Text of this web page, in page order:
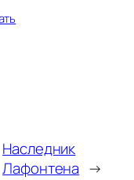
Наследник
Лафонтена →